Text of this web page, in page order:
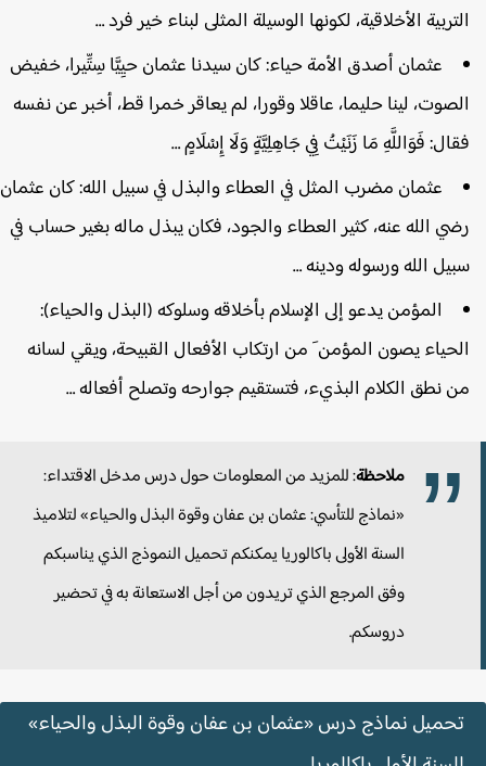
الأخلاقية، لكونها الوسيلة المثلى لبناء خير فرد …
عثمان أصدق الأمة حياء: كان سيدنا عثمان حيِيَّا سِتِّيرا، خفيض
لينا حليما، عاقلا وقورا، لم يعاقر خمرا قط، أخبر عن نفسه
فَوَاللَّهِ مَا زَنَيْتُ فِي جَاهِلِيَّةٍ وَلَا إِسْلَامٍ …
عثمان مضرب المثل في العطاء والبذل في سبيل الله: كان عثمان
الله عنه، كثير العطاء والجود، فكان يبذل ماله بغير حساب في
الله ورسوله ودينه …
المؤمن يدعو إلى الإسلام بأخلاقه وسلوكه (البذل والحياء):
يصون المؤمن َ من ارتكاب الأفعال القبيحة، ويقي لسانه
نطق الكلام البذيء، فتستقيم جوارحه وتصلح أفعاله …
ملاحظة: للمزيد من المعلومات حول درس مدخل الاقتداء:
«نماذج للتأسي: عثمان بن عفان وقوة البذل والحياء» لتلاميذ
السنة الأولى باكالوريا يمكنكم تحميل النموذج الذي يناسبكم
وفق المرجع الذي تريدون من أجل الاستعانة به في تحضير
دروسكم.
تحميل نماذج درس «عثمان بن عفان وقوة البذل والحياء»